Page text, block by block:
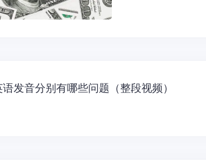
发音分别有哪些问题（整段视频）